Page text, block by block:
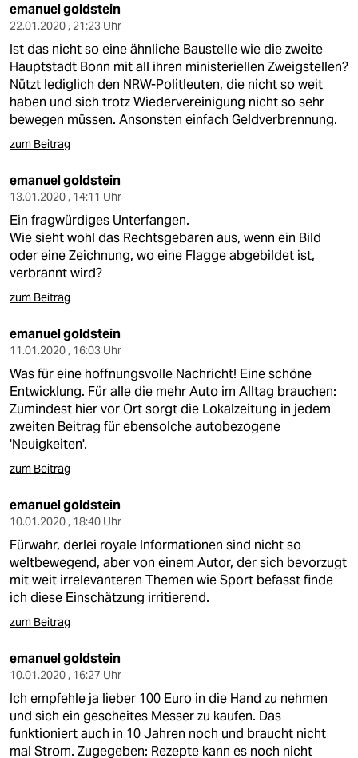
emanuel goldstein
22.01.2020 , 21:23 Uhr
Ist das nicht so eine ähnliche Baustelle wie die zweite
Hauptstadt Bonn mit all ihren ministeriellen Zweigstellen?
Nützt lediglich den NRW-Politleuten, die nicht so weit
haben und sich trotz Wiedervereinigung nicht so sehr
bewegen müssen. Ansonsten einfach Geldverbrennung.
zum Beitrag
emanuel goldstein
13.01.2020 , 14:11 Uhr
Ein fragwürdiges Unterfangen.
Wie sieht wohl das Rechtsgebaren aus, wenn ein Bild
oder eine Zeichnung, wo eine Flagge abgebildet ist,
verbrannt wird?
zum Beitrag
emanuel goldstein
11.01.2020 , 16:03 Uhr
Was für eine hoffnungsvolle Nachricht! Eine schöne
Entwicklung. Für alle die mehr Auto im Alltag brauchen:
Zumindest hier vor Ort sorgt die Lokalzeitung in jedem
zweiten Beitrag für ebensolche autobezogene
'Neuigkeiten'.
zum Beitrag
emanuel goldstein
10.01.2020 , 18:40 Uhr
Fürwahr, derlei royale Informationen sind nicht so
weltbewegend, aber von einem Autor, der sich bevorzugt
mit weit irrelevanteren Themen wie Sport befasst finde
ich diese Einschätzung irritierend.
zum Beitrag
emanuel goldstein
10.01.2020 , 16:27 Uhr
Ich empfehle ja lieber 100 Euro in die Hand zu nehmen
und sich ein gescheites Messer zu kaufen. Das
funktioniert auch in 10 Jahren noch und braucht nicht
mal Strom. Zugegeben: Rezepte kann es noch nicht